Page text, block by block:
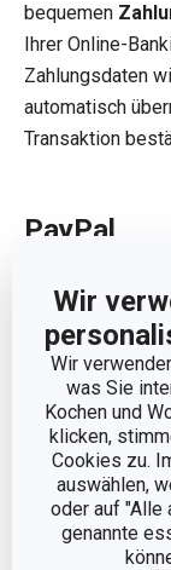
Wir
Wir
was Sie
Kochen und
klicken,
Cookies zu.
auswählen,
oder auf "Alle
genannte
bequemen
Ihrer Online-
Zahlungsdaten
automatisch
Transaktion
PayPal
Wenn Sie per
notwendigen
übertragen, so
durchführen